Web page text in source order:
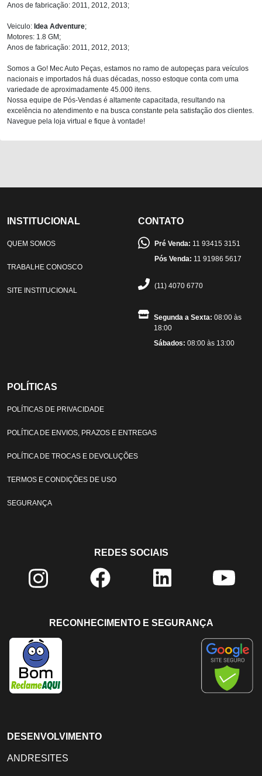
Anos de fabricação: 2011, 2012, 2013;
Veiculo: Idea Adventure;
Motores: 1.8 GM;
Anos de fabricação: 2011, 2012, 2013;
Somos a Go! Mec Auto Peças, estamos no ramo de autopeças para veículos
nacionais e importados há duas décadas, nosso estoque conta com uma
variedade de aproximadamente 45.000 itens.
Nossa equipe de Pós-Vendas é altamente capacitada, resultando na
excelência no atendimento e na busca constante pela satisfação dos clientes.
Navegue pela loja virtual e fique à vontade!
INSTITUCIONAL
QUEM SOMOS
TRABALHE CONOSCO
SITE INSTITUCIONAL
CONTATO
Pré Venda: 11 93415 3151
Pós Venda: 11 91986 5617
(11) 4070 6770
Segunda a Sexta: 08:00 às
18:00
Sábados: 08:00 às 13:00
POLÍTICAS
POLÍTICAS DE PRIVACIDADE
POLÍTICA DE ENVIOS, PRAZOS E ENTREGAS
POLÍTICA DE TROCAS E DEVOLUÇÕES
TERMOS E CONDIÇÕES DE USO
SEGURANÇA
REDES SOCIAIS
RECONHECIMENTO E SEGURANÇA
DESENVOLVIMENTO
ANDRESITES